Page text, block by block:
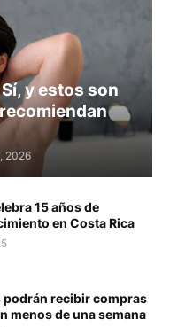
y estos son
2026
15 años de
en Costa Rica
recibir compras
menos de una semana